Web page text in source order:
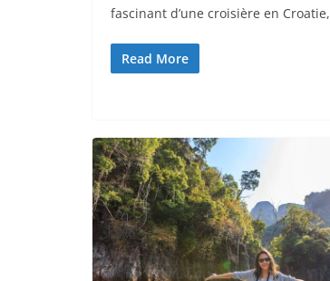
fascinant d’une croisière en Croatie,
Read More